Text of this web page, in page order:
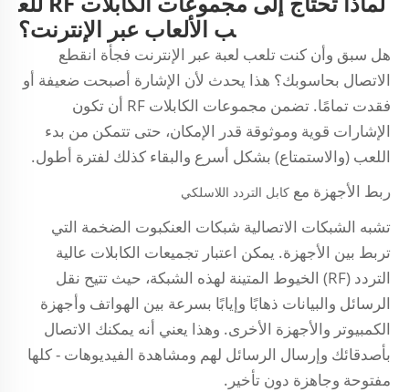
ب الألعاب عبر الإنترنت؟
هل سبق وأن كنت تلعب لعبة عبر الإنترنت فجأة انقطع
الاتصال بحاسوبك؟ هذا يحدث لأن الإشارة أصبحت ضعيفة أو
فقدت تمامًا. تضمن مجموعات الكابلات RF أن تكون
الإشارات قوية وموثوقة قدر الإمكان، حتى تتمكن من بدء
اللعب (والاستمتاع) بشكل أسرع والبقاء كذلك لفترة أطول.
ربط الأجهزة مع كابل التردد اللاسلكي
تشبه الشبكات الاتصالية شبكات العنكبوت الضخمة التي
تربط بين الأجهزة. يمكن اعتبار تجميعات الكابلات عالية
التردد (RF) الخيوط المتينة لهذه الشبكة، حيث تتيح نقل
الرسائل والبيانات ذهابًا وإيابًا بسرعة بين الهواتف وأجهزة
الكمبيوتر والأجهزة الأخرى. وهذا يعني أنه يمكنك الاتصال
بأصدقائك وإرسال الرسائل لهم ومشاهدة الفيديوهات - كلها
مفتوحة وجاهزة دون تأخير.